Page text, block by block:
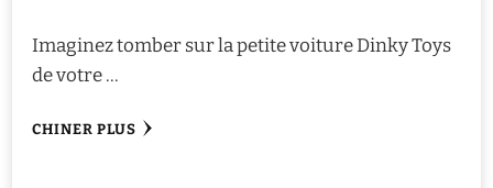
Imaginez tomber sur la petite voiture Dinky Toys
de votre …
CHINER PLUS